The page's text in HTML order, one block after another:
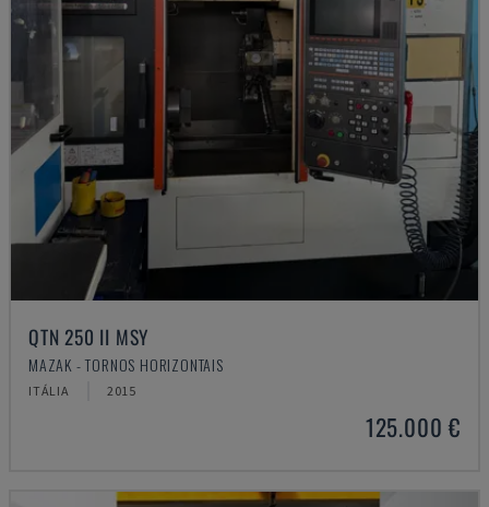
QTN 250 II MSY
MAZAK - TORNOS HORIZONTAIS
ITÁLIA 2015
125.000 €